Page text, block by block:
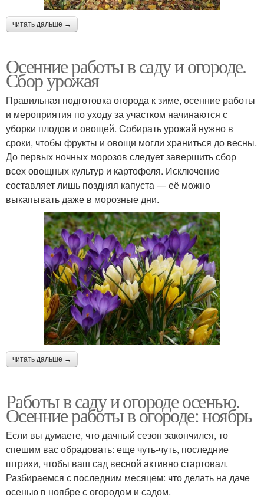
читать дальше →
Осенние работы в саду и огороде.
Сбор урожая
Правильная подготовка огорода к зиме, осенние работы
и мероприятия по уходу за участком начинаются с
уборки плодов и овощей. Собирать урожай нужно в
сроки, чтобы фрукты и овощи могли храниться до весны.
До первых ночных морозов следует завершить сбор
всех овощных культур и картофеля. Исключение
составляет лишь поздняя капуста — её можно
выкапывать даже в морозные дни.
читать дальше →
Работы в саду и огороде осенью.
Осенние работы в огороде: ноябрь
Если вы думаете, что дачный сезон закончился, то
спешим вас обрадовать: еще чуть-чуть, последние
штрихи, чтобы ваш сад весной активно стартовал.
Разбираемся с последним месяцем: что делать на даче
осенью в ноябре с огородом и садом.